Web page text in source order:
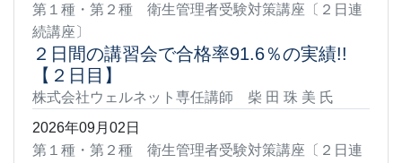
第１種・第２種 衛生管理者受験対策講座〔２日連
続講座〕
２日間の講習会で合格率91.6％の実績!!
【２日目】
株式会社ウェルネット専任講師 柴 田 珠 美 氏
2026年09月02日
第１種・第２種 衛生管理者受験対策講座〔２日連